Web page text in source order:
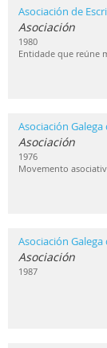
Asociación de
Asociación
1980
Entidade que reúne
Asociación
Asociación
1976
Movemento
Asociación
Asociación
1987